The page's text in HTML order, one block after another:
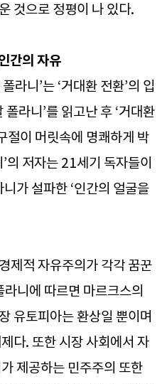
것으로 정평이 나 있다.
간의 자유
라니’는 ‘거대환 전환’의 입
라니’를 읽고난 후 ‘거대환
절이 머릿속에 명쾌하게 박
의 저자는 21세기 독자들이
가 설파한 ‘인간의 얼굴을
제적 자유주의가 각각 꿈꾼
니에 따르면 마르크스의
유토피아는 환상일 뿐이며
다. 또한 시장 사회에서 자
제공하는 민주주의 또한